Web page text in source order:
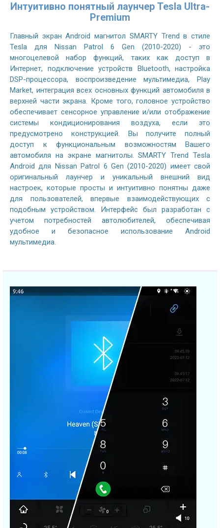
Интуитивно понятный лаунчер Tesla Ultra-
Premium
Главный экран Android магнитол SMARTY Trend в стиле
Tesla для Nissan Patrol 6 Gen (2010-2020) - это
многоцелевой набор функций, таких как доступ в
Интернет, подключение устройств Bluetooth, настройка
DSP-процессора, воспроизведение мультимедиа, Play
Market, интеграция всех основных функций автомобиля в
верхней части экрана. Кроме того, головное устройство
обеспечивает сенсорное управление и/или отображение
системы кондиционирования воздуха, если это
предусмотрено конструкцией. Вы получите полный
доступ к функциональным возможностям Вашего
автомобиля на экране магнитолы. SMARTY Trend Tesla
Android для Nissan Patrol 6 Gen (2010-2020) имеет свой
оригинальный лаунчер и уникальный внешний вид
настроек, которые просты и интуитивно понятны даже
для пользователей, впервые взаимодействующих с
подобным устройством. Интерфейс был разработан с
учетом потребностей автолюбителей, обеспечивая
удобное и безопасное использование Android
мультимедиа.